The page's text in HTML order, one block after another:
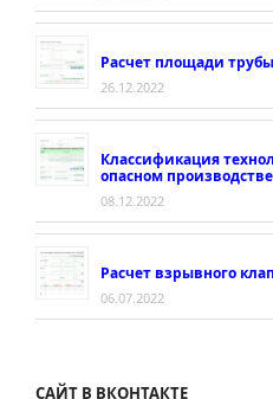
Расчет площади трубы
26.12.2022
Классификация
опасном
08.12.2022
Расчет взрывного
06.07.2022
САЙТ В ВКОНТАКТЕ